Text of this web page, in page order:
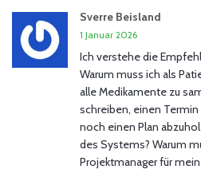
Sverre Beisland
1 Januar 2026
Ich verstehe die
Warum muss ich als
alle Medikamente zu
schreiben, einen
noch einen Plan
des Systems? Warum
Projektmanager für